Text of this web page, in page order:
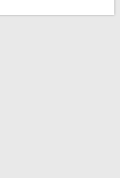
2015